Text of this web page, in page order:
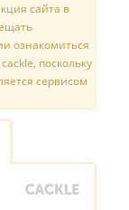
сайта в
ознакомиться
поскольку
сервисом